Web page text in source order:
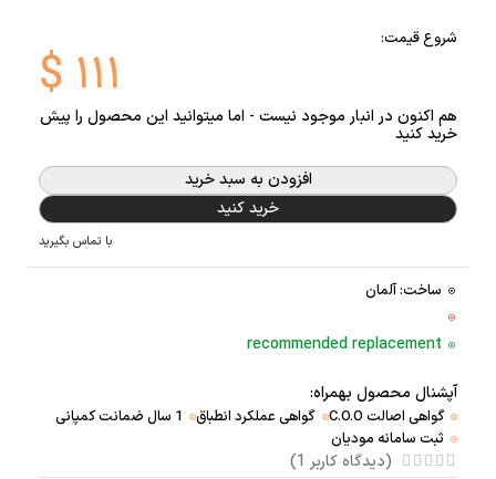
شروع قیمت:
$ ۱۱۱
هم اکنون در انبار موجود نیست - اما میتوانید این محصول را پیش
خرید کنید
افزودن به سبد خرید
خرید کنید
با تماس بگیرید
ساخت: آلمان
recommended replacement
آپشنال محصول بهمراه:
گواهی اصالت C.O.O گواهی عملکرد انطباق
1 سال ضمانت کمپانی
ثبت سامانه مودیان
(دیدگاه کاربر 1
)